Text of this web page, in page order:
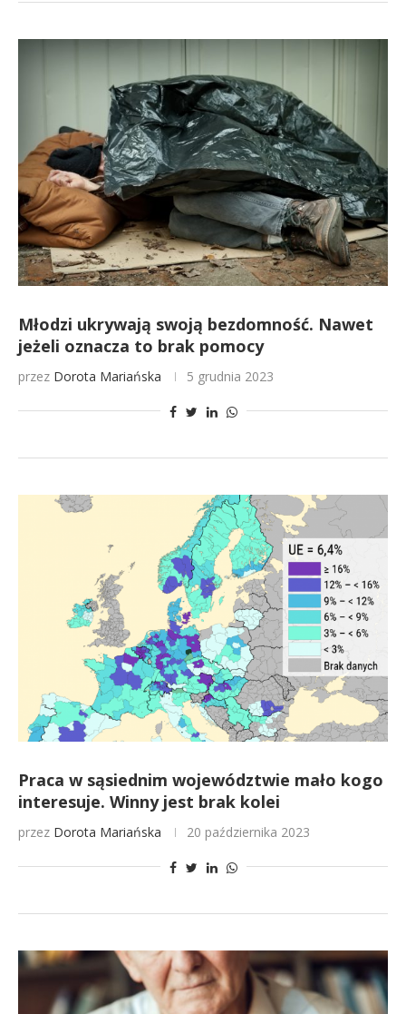
Młodzi ukrywają swoją bezdomność. Nawet
jeżeli oznacza to brak pomocy
przez Dorota Mariańska 5 grudnia 2023
Praca w sąsiednim województwie mało kogo
interesuje. Winny jest brak kolei
przez Dorota Mariańska 20 października 2023